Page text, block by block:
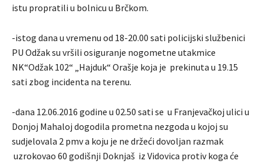
istu propratili u bolnicu u Brčkom.
-istog dana u vremenu od 18-20.00 sati policijski službenici
PU Odžak su vršili osiguranje nogometne utakmice
NK“Odžak 102“ „Hajduk“ Orašje koja je prekinuta u 19.15
sati zbog incidenta na terenu.
-dana 12.06.2016 godine u 02.50 sati se u Franjevačkoj ulici u
Donjoj Mahaloj dogodila prometna nezgoda u kojoj su
sudjelovala 2 pmv a koju je ne držeći dovoljan razmak
uzrokovao 60 godišnji Doknjaš iz Vidovica protiv koga će